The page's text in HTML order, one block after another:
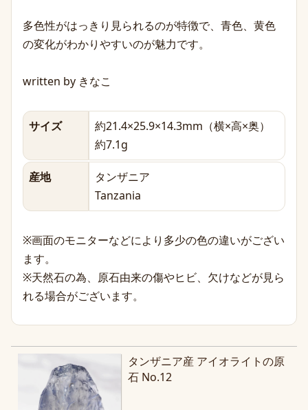
多色性がはっきり見られるのが特徴で、青色、黄色
の変化がわかりやすいのが魅力です。
written by きなこ
サイズ
約21.4×25.9×14.3mm（横×高×奥）
約7.1g
産地
タンザニア
Tanzania
※画面のモニターなどにより多少の色の違いがござい
ます。
※天然石の為、原石由来の傷やヒビ、欠けなどが見ら
れる場合がございます。
タンザニア産 アイオライトの原
石 No.12